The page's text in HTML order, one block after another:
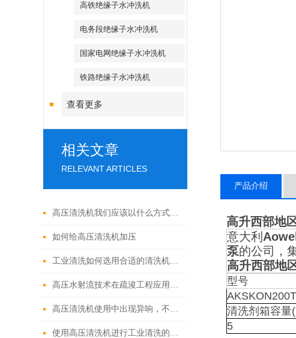
高铁绝缘子水冲洗机
电务段绝缘子水冲洗机
国家电网绝缘子水冲洗机
铁路绝缘子水冲洗机
查看更多
相关文章
RELEVANT ARTICLES
高压清洗机我们应该以什么方式实现加压
如何给高压清洗机加压
工业清洗如何选用合适的清洗机工艺
高压水射流技术在疏浚工程应用中的五大特点
高压清洗机使用中出现异响，不要害怕！可能是这三种情况其中之一
使用高压清洗机进行工业清洗的重要意义
产品介绍
高升西部地
意大利
泵的公司，
高升西部地
型号
AKSKON200T
清洗剂箱容量
5